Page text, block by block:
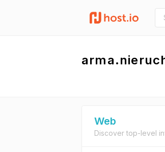
Web
Discover top-level